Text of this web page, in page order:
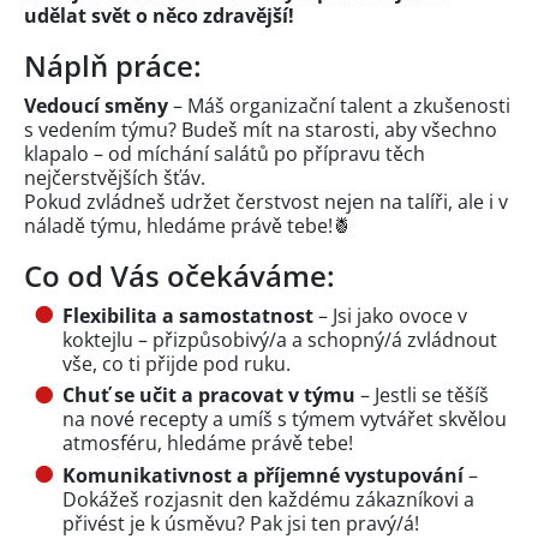
udělat svět o něco zdravější!
Náplň práce:
Vedoucí směny– Máš organizační talent a zkušenosti
s vedením týmu? Budeš mít na starosti, aby všechno
klapalo – od míchání salátů po přípravu těch
nejčerstvějších šťáv.
Pokud zvládneš udržet čerstvost nejen na talíři, ale i v
náladě týmu, hledáme právě tebe!🍍
Co od Vás očekáváme:
Flexibilita a samostatnost– Jsi jako ovoce v
koktejlu – přizpůsobivý/a a schopný/á zvládnout
vše, co ti přijde pod ruku.
Chuťse učit a pracovat v týmu – Jestli se těšíš
na nové recepty a umíš s týmem vytvářet skvělou
atmosféru, hledáme právě tebe!
Komunikativnost a příjemné vystupování–
Dokážeš rozjasnit den každému zákazníkovi a
přivést je k úsměvu? Pak jsi ten pravý/á!